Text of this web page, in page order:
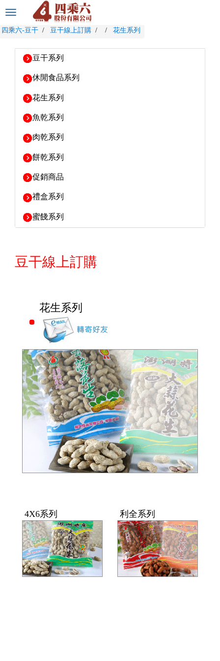
選
切
四乘六-豆干 豆干線上訂購 花生系列
豆干系列
休閒食品系列
花生系列
魚乾系列
肉乾系列
餅乾系列
促銷商品
禮盒系列
蜜餞系列
豆干線上訂購
花生系列
4X6系列 利全系列